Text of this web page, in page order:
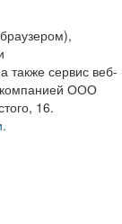
также сервис веб-
компанией ООО
16.